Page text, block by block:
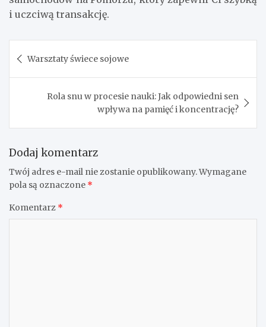
i uczciwą transakcję.
wpisu
Warsztaty świece sojowe
Rola snu w procesie nauki: Jak odpowiedni sen
wpływa na pamięć i koncentrację?
Dodaj komentarz
Twój adres e-mail nie zostanie opublikowany.Wymagane
pola są oznaczone *
Komentarz *